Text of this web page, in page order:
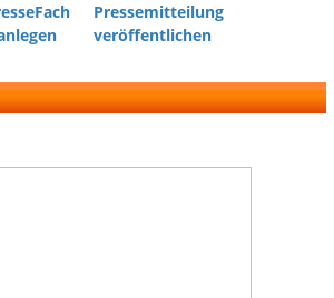
Pressemitteilung
veröffentlichen